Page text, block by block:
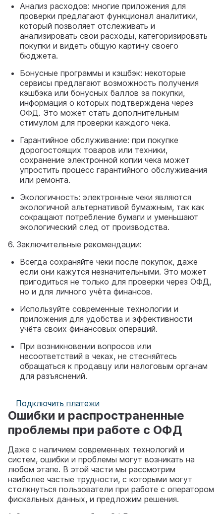
Анализ расходов: многие приложения для
проверки предлагают функционал аналитики,
который позволяет отслеживать и
анализировать свои расходы, категоризировать
покупки и видеть общую картину своего
бюджета.
Бонусные программы и кэшбэк: некоторые
сервисы предлагают возможность получения
кэшбэка или бонусных баллов за покупки,
информация о которых подтверждена через
ОФД. Это может стать дополнительным
стимулом для проверки каждого чека.
Гарантийное обслуживание: при покупке
дорогостоящих товаров или техники,
сохранение электронной копии чека может
упростить процесс гарантийного обслуживания
или ремонта.
Экологичность: электронные чеки являются
экологичной альтернативой бумажным, так как
сокращают потребление бумаги и уменьшают
экологический след от производства.
6. Заключительные рекомендации:
Всегда сохраняйте чеки после покупок, даже
если они кажутся незначительными. Это может
пригодиться не только для проверки через ОФД,
но и для личного учёта финансов.
Используйте современные технологии и
приложения для удобства и эффективности
учёта своих финансовых операций.
При возникновении вопросов или
несоответствий в чеках, не стесняйтесь
обращаться к продавцу или налоговым органам
для разъяснений.
Подключить платежи
Ошибки и распространенные
проблемы при работе с ОФД
Даже с наличием современных технологий и
систем, ошибки и проблемы могут возникать на
любом этапе. В этой части мы рассмотрим
наиболее частые трудности, с которыми могут
столкнуться пользователи при работе с оператором
фискальных данных, и предложим решения.